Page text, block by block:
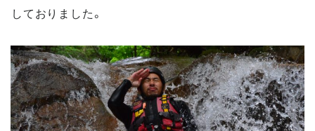
しておりました。